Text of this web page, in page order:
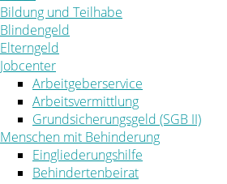
Bildung und Teilhabe
Blindengeld
Elterngeld
Jobcenter
Arbeitgeberservice
Arbeitsvermittlung
Grundsicherungsgeld (SGB II)
Menschen mit Behinderung
Eingliederungshilfe
Behindertenbeirat